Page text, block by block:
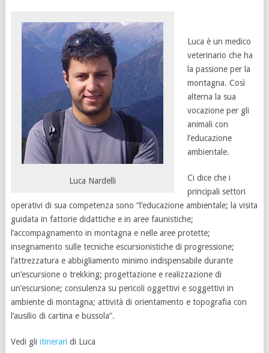
Luca Nardelli
Luca è un medico
veterinario che ha
la passione per la
montagna. Così
alterna la sua
vocazione per gli
animali con
l’educazione
ambientale.
Ci dice che i
principali settori
operativi di sua competenza sono “l’educazione ambientale; la visita
guidata in fattorie didattiche e in aree faunistiche;
l’accompagnamento in montagna e nelle aree protette;
insegnamento sulle tecniche escursionistiche di progressione;
l’attrezzatura e abbigliamento minimo indispensabile durante
un’escursione o trekking; progettazione e realizzazione di
un’escursione; consulenza su pericoli oggettivi e soggettivi in
ambiente di montagna; attività di orientamento e topografia con
l’ausilio di cartina e bussola”.
Vedi gli itinerari di Luca